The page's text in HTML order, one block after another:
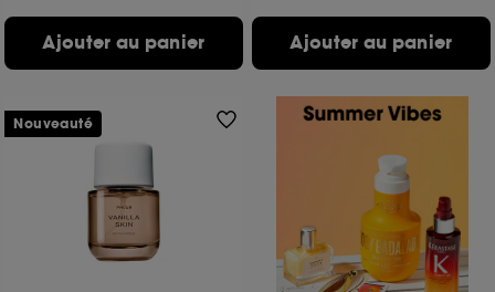
Ajouter au panier Ajouter au panier
Nouveauté